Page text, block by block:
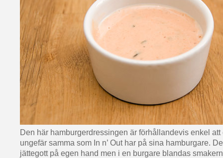
Den här hamburgerdressingen är förhållandevis enkel att
ungefär samma som In n’ Out har på sina hamburgare.
jättegott på egen hand men i en burgare blandas